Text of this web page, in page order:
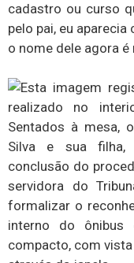
cadastro ou curso
pelo pai, eu
o nome dele agora